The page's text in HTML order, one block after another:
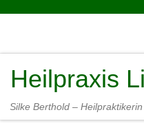
Heilpraxis
Silke Berthold – Heilpraktikerin